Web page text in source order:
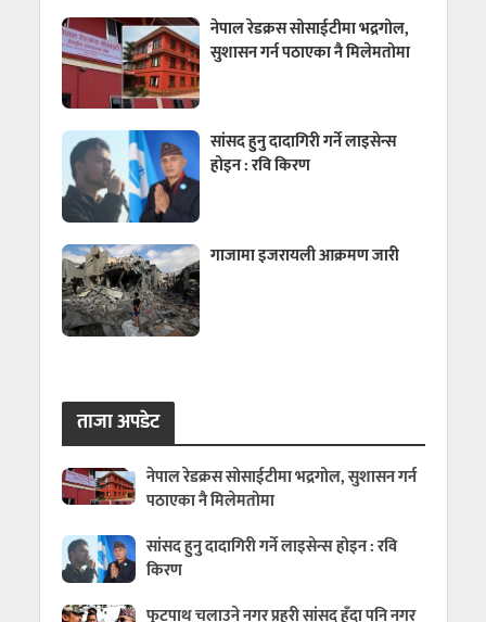
नेपाल रेडक्रस सोसाईटीमा भद्रगोल,
सुशासन गर्न पठाएका नै मिलेमतोमा
सांसद हुनु दादागिरी गर्ने लाइसेन्स
होइन : रवि किरण
गाजामा इजरायली आक्रमण जारी
ताजा अपडेट
नेपाल रेडक्रस सोसाईटीमा भद्रगोल, सुशासन गर्न
पठाएका नै मिलेमतोमा
सांसद हुनु दादागिरी गर्ने लाइसेन्स होइन : रवि
किरण
फुटपाथ चलाउने नगर प्रहरी सांसद हुँदा पनि नगर